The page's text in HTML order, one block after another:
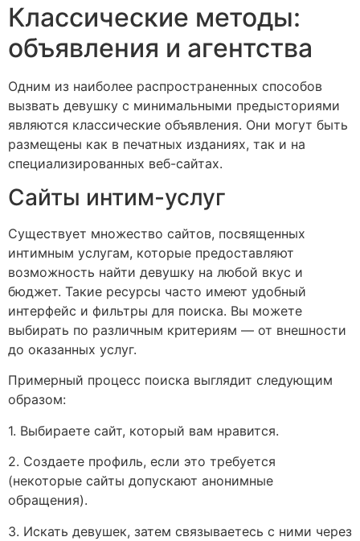
Классические методы:
объявления и агентства
Одним из наиболее распространенных способов
вызвать девушку с минимальными предысториями
являются классические объявления. Они могут быть
размещены как в печатных изданиях, так и на
специализированных веб-сайтах.
Сайты интим-услуг
Существует множество сайтов, посвященных
интимным услугам, которые предоставляют
возможность найти девушку на любой вкус и
бюджет. Такие ресурсы часто имеют удобный
интерфейс и фильтры для поиска. Вы можете
выбирать по различным критериям — от внешности
до оказанных услуг.
Примерный процесс поиска выглядит следующим
образом:
1. Выбираете сайт, который вам нравится.
2. Создаете профиль, если это требуется
(некоторые сайты допускают анонимные
обращения).
3. Искать девушек, затем связываетесь с ними через